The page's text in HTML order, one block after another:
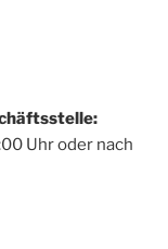
Uhr oder nach